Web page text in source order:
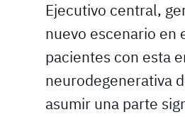
Ejecutivo central,
nuevo escenario en
pacientes con esta
neurodegenerativa
asumir una parte